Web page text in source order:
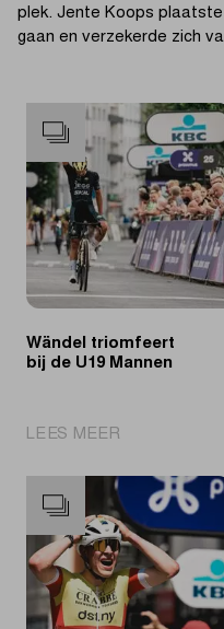
plek. Jente Koops
gaan en verzekerde zich
Wändel triomfeert
bij de U19 Mannen
LEES MEER
triomfeert
bij
de
U19
Mannen